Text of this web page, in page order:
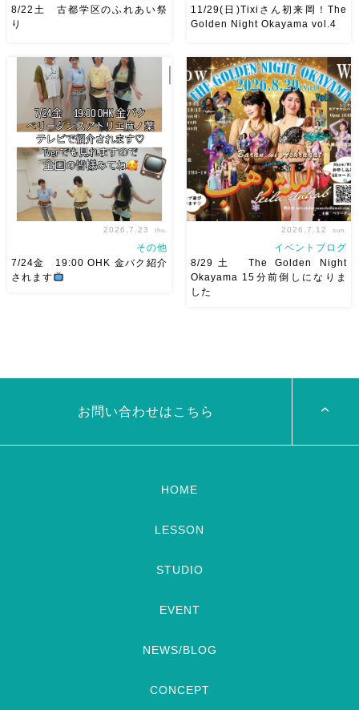
8/22土 古都学区のふれあい祭
りにて踊らせていただきます♡
太鼓も叩くよー！私たちは
18:40頃から出演です屋台も出
てとても楽しいお祭りになりそ
う
私たちも踊った後は祭り
を楽しみます
遊びにいら
[…]
8/22土 古都学区のふれあい祭
り
2026/11/29(日)Tixiさん初来
岡！The Golden Night
Okayama vol.4 本日8/1よりお
申し込みスタートです
【
Show 】 Guest DancerTixi
[…]
11/29(日)Tixiさん初来岡！The
Golden Night Okayama vol.4
河合くんが来てくれました
2026.7.23 thu.
その他
7/24金 19:00 OHK 金バク紹介
されます
踊ってくれます♡ 東京から参
かしの曲をソロ踊ります […]
2026.7.12 sun.
イベントブログ
8/29土 The Golden Night
Okayama 15分前倒しになりま
した
お問い合わせはこちら
HOME
LESSON
STUDIO
EVENT
NEWS/BLOG
CONCEPT